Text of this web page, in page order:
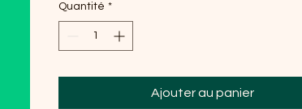
Quantité *
Ajouter au panier